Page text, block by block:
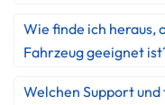
Wie finde ich heraus,
Fahrzeug geeignet
Welchen Support